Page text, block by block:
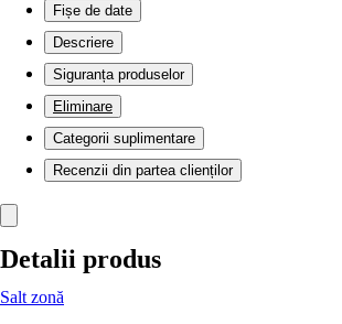
Fișe de date
Descriere
Siguranța produselor
Eliminare
Categorii suplimentare
Recenzii din partea clienților
Detalii produs
Salt zonă